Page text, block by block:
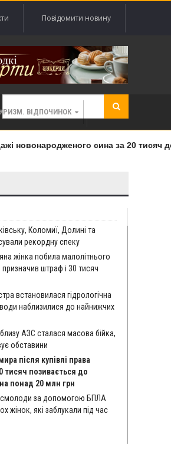
Повідомити новину
ВІДПОЧИНОК
сина за 20 тисяч
Коломиї, Долині та
рекордну спеку
жінка побила малолітнього
штраф і 30 тисяч
встановилася гідрологічна
води наблизилися до найнижчих
АЗС сталася масова бійка,
обставини
після купівлі права
тисяч позивається до
понад 20 млн грн
за допомогою БПЛА
жінок, які заблукали під час